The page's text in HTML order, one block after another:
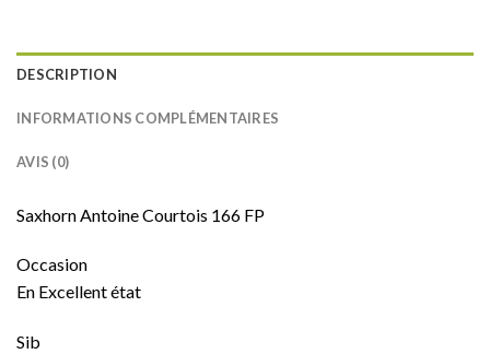
DESCRIPTION
INFORMATIONS COMPLÉMENTAIRES
AVIS (0)
Saxhorn Antoine Courtois 166 FP
Occasion
En Excellent état
Sib